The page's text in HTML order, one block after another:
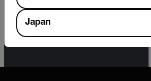
Regulations (EAR) (15 C.F.R. Sections
730-774) depending upon specifications
for the final product; jurisdiction and
classification will be provided upon
Japan